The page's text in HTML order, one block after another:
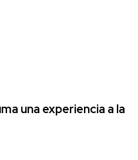
una experiencia a la